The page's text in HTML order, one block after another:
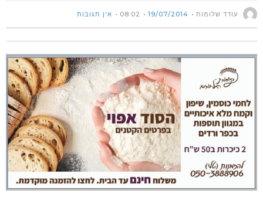
עודד שלומות 19/07/2014
08:02 אין תגובות